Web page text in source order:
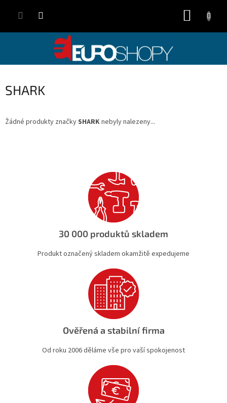
SHARK
Žádné produkty značkySHARKnebyly nalezeny...
30 000 produktů skladem
Produkt označený skladem okamžitě expedujeme
Ověřená a stabilní firma
Od roku 2006 děláme vše pro vaší spokojenost